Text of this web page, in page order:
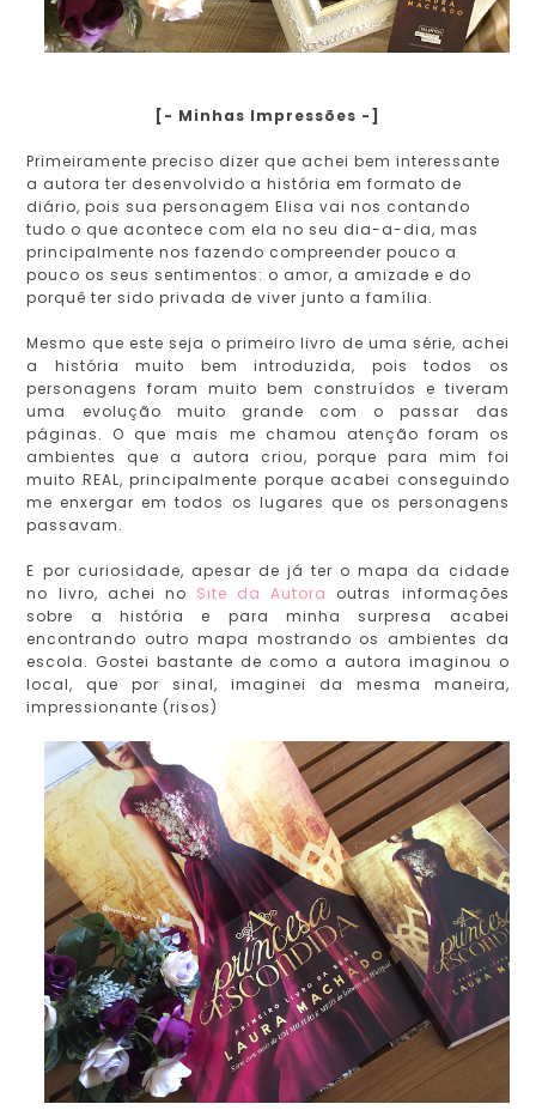
[- Minhas Impressões -]
Primeiramente preciso dizer que achei bem interessante
a autora ter desenvolvido a história em formato de
diário, pois sua personagem Elisa vai nos contando
tudo o que acontece com ela no seu dia-a-dia, mas
principalmente nos fazendo compreender pouco a
pouco os seus sentimentos: o amor, a amizade e do
porquê ter sido privada de viver junto a família.
Mesmo que este seja o primeiro livro de uma série, achei
a história muito bem introduzida, pois todos os
personagens foram muito bem construídos e tiveram
uma evolução muito grande com o passar das
páginas. O que mais me chamou atenção foram os
ambientes que a autora criou, porque para mim foi
muito REAL, principalmente porque acabei conseguindo
me enxergar em todos os lugares que os personagens
passavam.
E por curiosidade, apesar de já ter o mapa da cidade
no livro, achei no Site da Autora
outras informações
sobre a história e para minha surpresa acabei
encontrando outro mapa mostrando os ambientes da
escola. Gostei bastante de como a autora imaginou o
local, que por sinal, imaginei da mesma maneira,
impressionante (risos)